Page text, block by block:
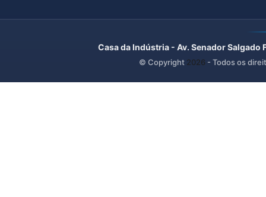
Casa da Indústria - Av. Senador
© Copyright 2026 - Todos os